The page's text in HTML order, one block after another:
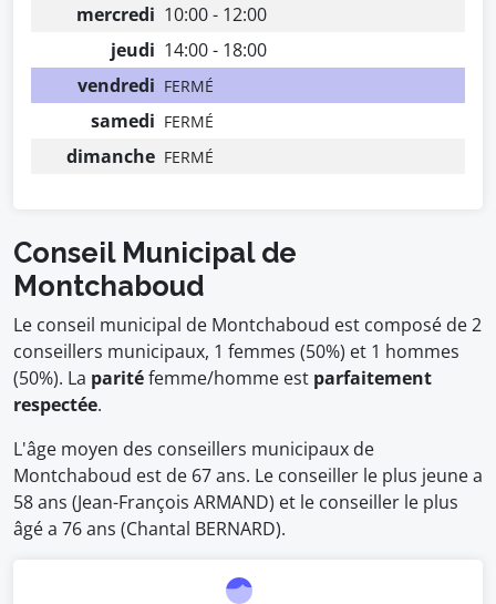
mercredi 10:00 - 12:00
jeudi 14:00 - 18:00
vendredi FERMÉ
samedi FERMÉ
dimanche FERMÉ
Conseil Municipal de
Montchaboud
Le conseil municipal de Montchaboud est composé de 2
conseillers municipaux, 1 femmes (50%) et 1 hommes
(50%). La paritéfemme/homme est parfaitement
respectée.
L'âge moyen des conseillers municipaux de
Montchaboud est de 67 ans. Le conseiller le plus jeune a
58 ans (Jean-François ARMAND) et le conseiller le plus
âgé a 76 ans (Chantal BERNARD).